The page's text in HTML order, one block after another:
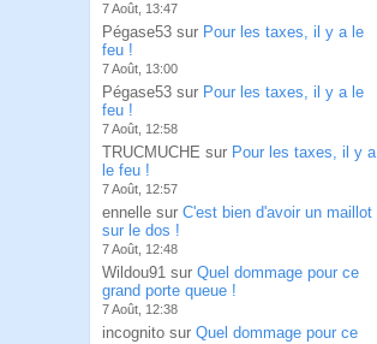
7 Août, 13:47
Pégase53 sur Pour les taxes, il y a le
feu !
7 Août, 13:00
Pégase53 sur Pour les taxes, il y a le
feu !
7 Août, 12:58
TRUCMUCHE sur Pour les taxes, il y a
le feu !
7 Août, 12:57
ennelle sur C'est bien d'avoir un maillot
sur le dos !
7 Août, 12:48
Wildou91 sur Quel dommage pour ce
grand porte queue !
7 Août, 12:38
incognito sur Quel dommage pour ce